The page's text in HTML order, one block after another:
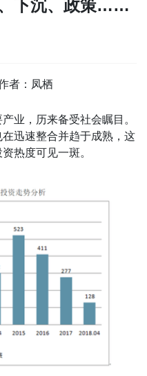
下沉、政策……
者：凤栖
业，历来备受社会瞩目。
迅速整合并趋于成熟，这
热度可见一斑。